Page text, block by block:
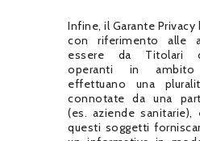
Infine, il Garante
con riferimento alle
essere da Titolari
operanti in
effettuano una
connotate da una
(es. aziende
questi soggetti